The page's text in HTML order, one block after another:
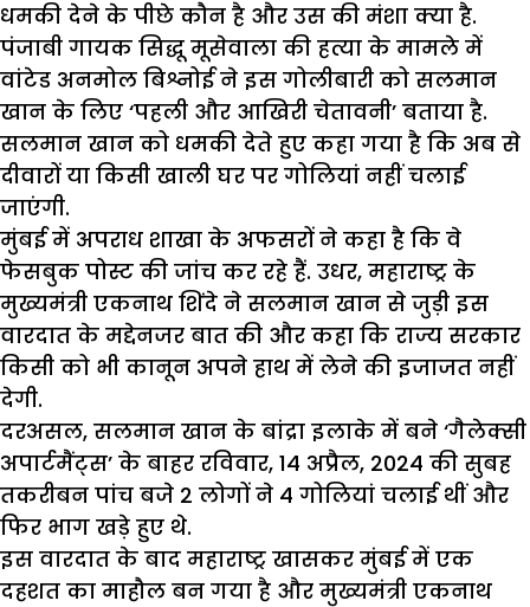
धमकी देने के पीछे कौन है और उस की मंशा क्या है.
पंजाबी गायक सिद्धू मूसेवाला की हत्या के मामले में
वांटेड अनमोल बिश्नोई ने इस गोलीबारी को सलमान
खान के लिए ‘पहली और आखिरी चेतावनी’ बताया है.
सलमान खान को धमकी देते हुए कहा गया है कि अब से
दीवारों या किसी खाली घर पर गोलियां नहीं चलाई
जाएंगी.
मुंबई में अपराध शाखा के अफसरों ने कहा है कि वे
फेसबुक पोस्ट की जांच कर रहे हैं. उधर, महाराष्ट्र के
मुख्यमंत्री एकनाथ शिंदे ने सलमान खान से जुड़ी इस
वारदात के मद्देनजर बात की और कहा कि राज्य सरकार
किसी को भी कानून अपने हाथ में लेने की इजाजत नहीं
देगी.
दरअसल, सलमान खान के बांद्रा इलाके में बने ‘गैलेक्सी
अपार्टमैंट्स’ के बाहर रविवार, 14 अप्रैल, 2024 की सुबह
तकरीबन पांच बजे 2 लोगों ने 4 गोलियां चलाई थीं और
फिर भाग खड़े हुए थे.
इस वारदात के बाद महाराष्ट्र खासकर मुंबई में एक
दहशत का माहौल बन गया है और मुख्यमंत्री एकनाथ